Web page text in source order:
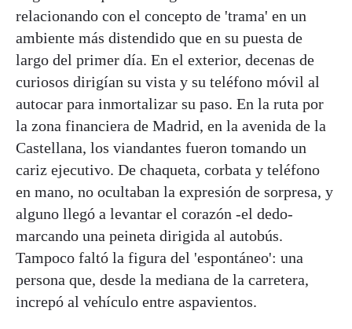
relacionando con el concepto de 'trama' en un
ambiente más distendido que en su puesta de
largo del primer día. En el exterior, decenas de
curiosos dirigían su vista y su teléfono móvil al
autocar para inmortalizar su paso. En la ruta por
la zona financiera de Madrid, en la avenida de la
Castellana, los viandantes fueron tomando un
cariz ejecutivo. De chaqueta, corbata y teléfono
en mano, no ocultaban la expresión de sorpresa, y
alguno llegó a levantar el corazón -el dedo-
marcando una peineta dirigida al autobús.
Tampoco faltó la figura del 'espontáneo': una
persona que, desde la mediana de la carretera,
increpó al vehículo entre aspavientos.